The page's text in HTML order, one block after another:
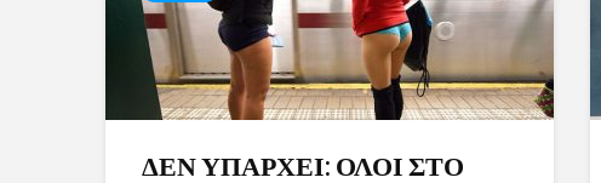
ΔΕΝ ΥΠΑΡΧΕΙ: ΟΛΟΙ ΣΤΟ